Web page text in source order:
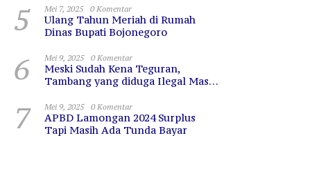
5 Mei 7, 2025 0 Komentar
Ulang Tahun Meriah di Rumah
Dinas Bupati Bojonegoro
6 Mei 9, 2025 0 Komentar
Meski Sudah Kena Teguran,
Tambang yang diduga Ilegal Masih
7 Mei 9, 2025 0 Komentar
APBD Lamongan 2024 Surplus
Tapi Masih Ada Tunda Bayar